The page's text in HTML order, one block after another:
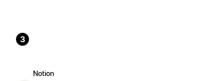
3
Notion